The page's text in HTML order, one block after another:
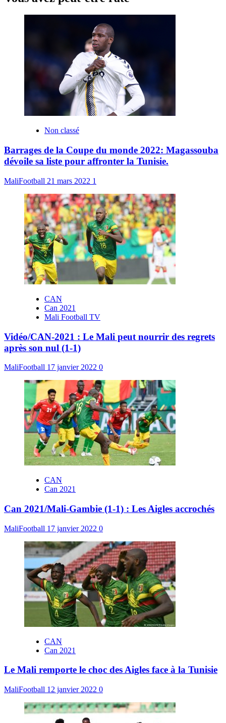
Non classé
Barrages de la Coupe du monde 2022: Magassouba
dévoile sa liste pour affronter la Tunisie.
MaliFootball 21 mars 2022 1
CAN
Can 2021
Mali Football TV
Vidéo/CAN-2021 : Le Mali peut nourrir des regrets
après son nul (1-1)
MaliFootball 17 janvier 2022 0
CAN
Can 2021
Can 2021/Mali-Gambie (1-1) : Les Aigles accrochés
MaliFootball 17 janvier 2022 0
CAN
Can 2021
Le Mali remporte le choc des Aigles face à la Tunisie
MaliFootball 12 janvier 2022 0